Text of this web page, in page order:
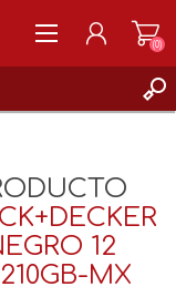
(0)
12
MX